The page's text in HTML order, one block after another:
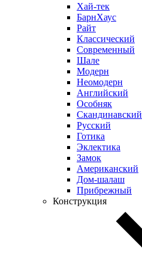
Хай-тек
БарнХаус
Райт
Классический
Современный
Шале
Модерн
Неомодерн
Английский
Особняк
Скандинавский
Русский
Готика
Эклектика
Замок
Американский
Дом-шалаш
Прибрежный
Конструкция